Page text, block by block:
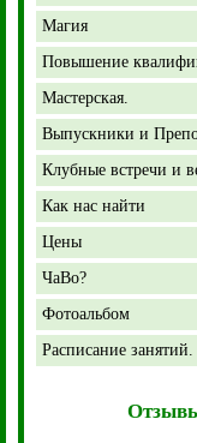
Магия
Повышение
Мастерская.
Выпускники и
Клубные встречи и
Как нас найти
Цены
ЧаВо?
Фотоальбом
Расписание занятий.